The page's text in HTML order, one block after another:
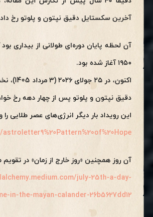
آخرین سکستایل دقیق نپتون و پلوتو رخ
آن لحظه پایان دوره‌ای طولانی از بیداری
۱۹۵۰ آغاز شده بود.
اکنون، در
دقیق نپتون و پلوتو پس از چهار دهه رخ
این رویداد بار دیگر انرژی‌های عصر طلایی را
آن روز همچنین «روز خارج از زمان» در تقویم
july-25th-a-day-
in-the-mayan-calander-26b5627dd12